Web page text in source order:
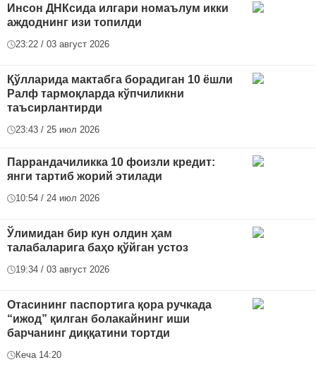
Инсон ДНКсида илгари номаълум икки
аждоднинг изи топилди
23:22 / 03 август 2026
Қўлларида мактабга борадиган 10 ёшли
Ралф тармоқларда кўпчиликни
таъсирлантирди
23:43 / 25 июл 2026
Паррандачиликка 10 фоизли кредит:
янги тартиб жорий этилади
10:54 / 24 июл 2026
Ўлимидан бир кун олдин ҳам
талабаларига баҳо қўйган устоз
19:34 / 03 август 2026
Отасининг паспортига қора ручкада
“ижод” қилган болакайнинг иши
барчанинг диққатини тортди
Кеча 14:20